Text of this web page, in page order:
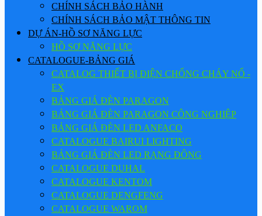
CHÍNH SÁCH BẢO HÀNH
CHÍNH SÁCH BẢO MẬT THÔNG TIN
DỰ ÁN-HỒ SƠ NĂNG LỰC
HỒ SƠ NĂNG LỰC
CATALOGUE-BẢNG GIÁ
CATALOG THIẾT BỊ ĐIỆN CHỐNG CHÁY NỔ -
EX
BẢNG GIÁ ĐÈN PARAGON
BẢNG GIÁ ĐÈN PARAGON CÔNG NGHIỆP
BẢNG GIÁ ĐÈN LED ANFACO
CATALOGUE BAIRUI LIGHTING
BẢNG GIÁ ĐÈN LED RẠNG ĐÔNG
CATALOGUE DUHAL
CATALOGUE KENTOM
CATALOGUE DENGFENG
CATALOGUE WAROM